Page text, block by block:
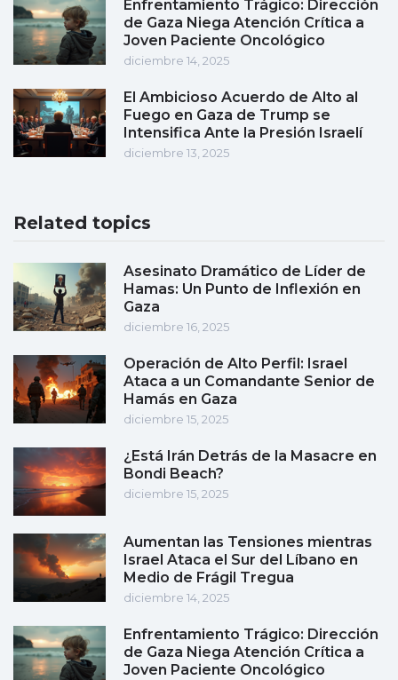
Enfrentamiento Trágico: Dirección
de Gaza Niega Atención Crítica a
Joven Paciente Oncológico
diciembre 14, 2025
El Ambicioso Acuerdo de Alto al
Fuego en Gaza de Trump se
Intensifica Ante la Presión Israelí
diciembre 13, 2025
Related topics
Asesinato Dramático de Líder de
Hamas: Un Punto de Inflexión en
Gaza
diciembre 16, 2025
Operación de Alto Perfil: Israel
Ataca a un Comandante Senior de
Hamás en Gaza
diciembre 15, 2025
¿Está Irán Detrás de la Masacre en
Bondi Beach?
diciembre 15, 2025
Aumentan las Tensiones mientras
Israel Ataca el Sur del Líbano en
Medio de Frágil Tregua
diciembre 14, 2025
Enfrentamiento Trágico: Dirección
de Gaza Niega Atención Crítica a
Joven Paciente Oncológico